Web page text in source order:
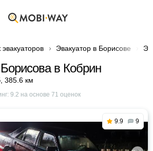
эвакуаторов Эвакуатор в Борисове
в Кобрин
385.6 км
9.2 на основе 71 оценок
9.9 9